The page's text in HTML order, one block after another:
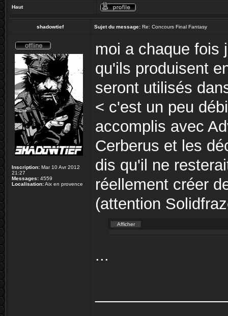
Haut
shadowtief Sujet du message: Re: Concours Final Fantasy
Inscription: Mar 10 Avr 2012
21:27
Messages: 4559
Localisation:Aix en provence
moi a chaque fois
qu'ils produisent
seront utilisés
< c'est un peu
accomplis avec
Cerberus et les
dis qu'il ne
réellement créer
(attention
...